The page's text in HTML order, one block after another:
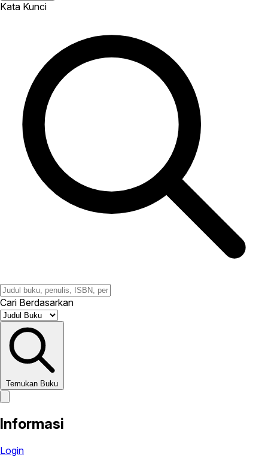
Kata Kunci
Cari Berdasarkan
Temukan Buku
Informasi
Login